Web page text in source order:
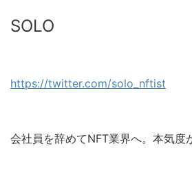
SOLO
https://twitter.com/solo_nftist
会社員を辞めてNFT業界へ。本気度